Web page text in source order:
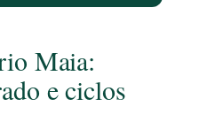
Maia:
e ciclos